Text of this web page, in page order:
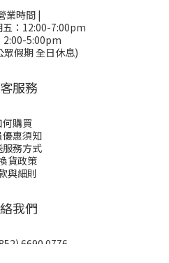
業時間 |
五：12:00-7:00pm
2:00-5:00pm
眾假期 全日休息)
服務
何購買
優惠須知
服務方式
貨政策
與細則
我們
6690 0776